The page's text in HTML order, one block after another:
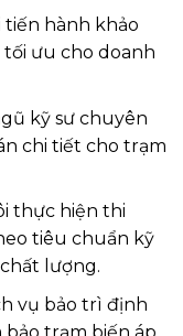
hành khảo
tối ưu cho doanh
kỹ sư chuyên
chi tiết cho trạm
thực hiện thi
tiêu chuẩn kỹ
lượng.
vụ bảo trì định